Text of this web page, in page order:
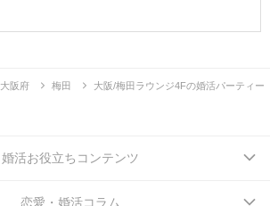
大阪府 梅田 大阪/梅田ラウンジ4Fの婚活パーティー
婚活お役立ちコンテンツ
恋愛・婚活コラム